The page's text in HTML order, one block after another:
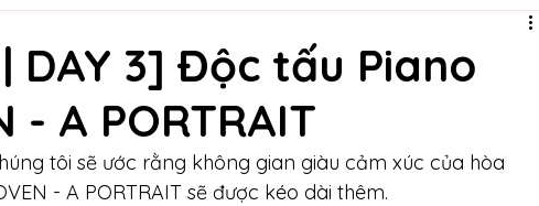
DAY 3] Độc tấu Piano
- A PORTRAIT
tôi sẽ ước rằng không gian giàu cảm xúc của hòa
- A PORTRAIT sẽ được kéo dài thêm.